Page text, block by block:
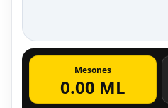
Mesones
0.00 ML